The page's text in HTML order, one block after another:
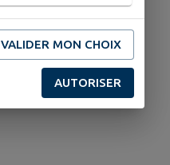
VALIDER MON CHOIX
AUTORISER